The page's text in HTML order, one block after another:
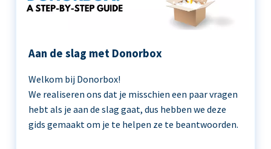
Aan de slag met Donorbox
Welkom bij Donorbox!
We realiseren ons dat je misschien een paar vragen
hebt als je aan de slag gaat, dus hebben we deze
gids gemaakt om je te helpen ze te beantwoorden.